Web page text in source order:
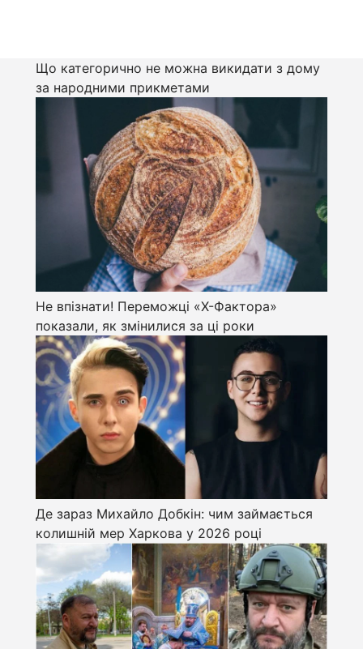
Що категорично не можна викидати з дому
за народними прикметами
Не впізнати! Переможці «Х-Фактора»
показали, як змінилися за ці роки
Де зараз Михайло Добкін: чим займається
колишній мер Харкова у 2026 році